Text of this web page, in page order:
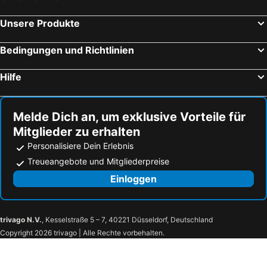
Drees, Bed and Breakfasts (B and B)
Schwollen, Bed and Breakfasts (B and B)
Quiddelbach, Bed and Breakfasts (B and B)
Hörschhausen, Bed and Breakfasts (B and B)
Nohen, Bed and Breakfasts (B and B)
Unsere Produkte
Bedingungen und Richtlinien
Hilfe
Melde Dich an, um exklusive Vorteile für
Mitglieder zu erhalten
Personalisiere Dein Erlebnis
Treueangebote und Mitgliederpreise
Einloggen
trivago N.V., Kesselstraße 5 – 7, 40221 Düsseldorf, Deutschland
Copyright 2026 trivago | Alle Rechte vorbehalten.